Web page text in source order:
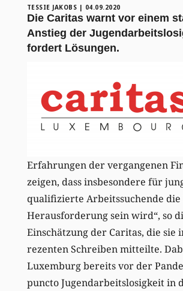
TESSIE JAKOBS | 04.09.2020
Die Caritas warnt vor einem
Anstieg der
fordert Lösungen.
Erfahrungen der vergangenen
zeigen, dass insbesondere für
qualifizierte Arbeitssuchende die
Herausforderung sein wird“, so
Einschätzung der Caritas, die sie
rezenten Schreiben mitteilte.
Luxemburg bereits vor der
puncto Jugendarbeitslosigkeit in